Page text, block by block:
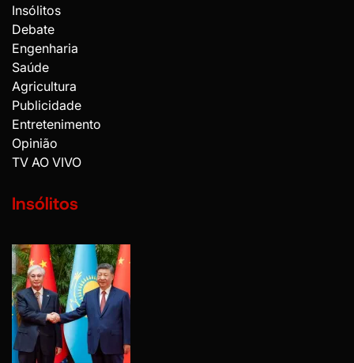
Insólitos
Debate
Engenharia
Saúde
Agricultura
Publicidade
Entretenimento
Opinião
TV AO VIVO
Insólitos